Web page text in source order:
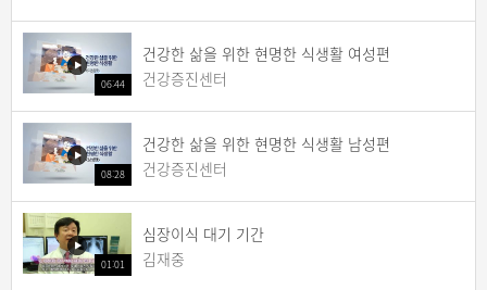
06:44
건강한 삶을 위한 현명한 식생활 여성편
건강증진센터
08:28
건강한 삶을 위한 현명한 식생활 남성편
건강증진센터
01:01
심장이식 대기 기간
김재중